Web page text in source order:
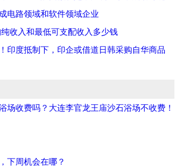
电路领域和软件领域企业
收入和最低可支配收入多少钱
印度抵制下，印企或借道日韩采购自华商品
场收费吗？大连李官龙王庙沙石浴场不收费！
下周机会在哪？